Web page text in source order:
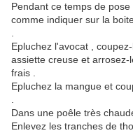
Pendant ce temps de
comme indiquer sur la
Epluchez l'avocat ,
assiette creuse et
frais .
Epluchez la mangue et
Dans une poêle très
Enlevez les tranches de